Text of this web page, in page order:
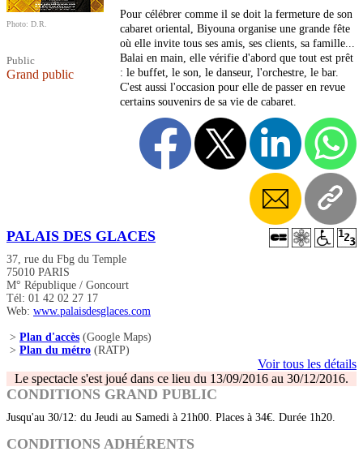
Photo: D.R.
Public
Grand public
Pour célébrer comme il se doit la fermeture de son
cabaret oriental, Biyouna organise une grande fête
où elle invite tous ses amis, ses clients, sa famille...
Balai en main, elle vérifie d'abord que tout est prêt
: le buffet, le son, le danseur, l'orchestre, le bar.
C'est aussi l'occasion pour elle de passer en revue
certains souvenirs de sa vie de cabaret.
PALAIS DES GLACES
37, rue du Fbg du Temple
75010 PARIS
M° République / Goncourt
Tél: 01 42 02 27 17
Web: www.palaisdesglaces.com
> Plan d'accès (Google Maps)
> Plan du métro (RATP)
Voir tous les détails
Le spectacle s'est joué dans ce lieu du 13/09/2016 au 30/12/2016.
CONDITIONS GRAND PUBLIC
Jusqu'au 30/12: du Jeudi au Samedi à 21h00. Places à 34€. Durée 1h20.
CONDITIONS ADHÉRENTS